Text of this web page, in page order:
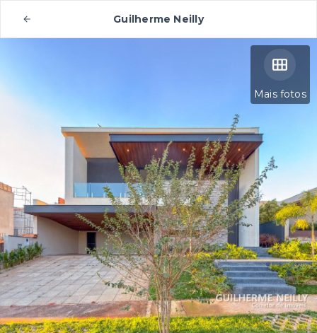
Guilherme Neilly
Mais fotos